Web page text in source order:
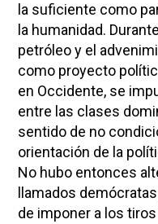
la suficiente como
la humanidad.
petróleo y el
como proyecto
en Occidente, se
entre las clases
sentido de no
orientación de la
No hubo entonces
llamados
de imponer a los